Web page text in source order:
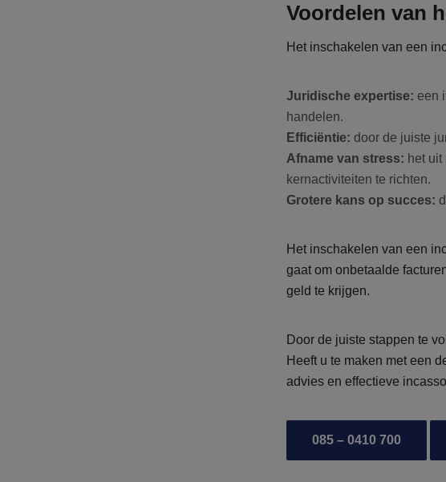
Voordelen van
Het inschakelen van een
Juridische expertise: een
handelen.
Efficiëntie: door de juiste
Afname van stress: het
kernactiviteiten te richten.
Grotere kans op succes:
Het inschakelen van een
gaat om onbetaalde
geld te krijgen.
Door de juiste stappen te
Heeft u te maken met een
advies en effectieve
085 – 0410 700